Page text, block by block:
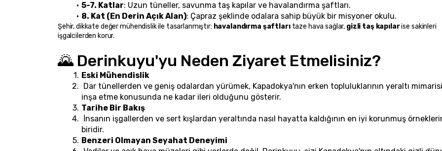
5-7. Katlar: Uzun tüneller, savunma taş kapılar ve havalandırma şaftları.
8. Kat (En Derin Açık Alan): Çapraz şeklinde odalara sahip büyük bir misyoner okulu.
Şehir, dikkate değer mühendislik ile tasarlanmıştır: havalandırma şaftları taze hava sağlar, gizli taş kapılar ise sakinleri
işgalcilerden korur.
🌄 Derinkuyu'yu Neden Ziyaret Etmelisiniz?
Eski Mühendislik
Dar tünellerden ve geniş odalardan yürümek, Kapadokya'nın erken topluluklarının yeraltı
inşa etme konusunda ne kadar ileri olduğunu gösterir.
Tarihe Bir Bakış
İnsanın işgallerden ve sert kışlardan yeraltında nasıl hayatta kaldığının en iyi korunmuş
biridir.
Benzeri Olmayan Seyahat Deneyimi